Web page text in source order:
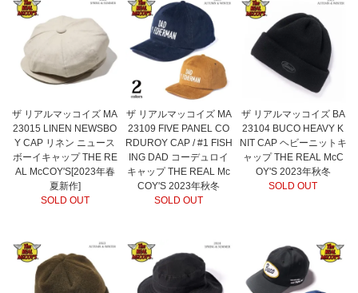
ザ リアルマッコイズ MA
23015 LINEN NEWSBO
Y CAP リネン ニュース
ボーイキャップ THE RE
AL McCOY'S[2023年春
夏新作]
SOLD OUT
ザ リアルマッコイズ MA
23109 FIVE PANEL CO
RDUROY CAP / #1 FISH
ING DAD コーデュロイ
キャップ THE REAL Mc
COY'S 2023年秋冬
SOLD OUT
ザ リアルマッコイズ BA
23104 BUCO HEAVY K
NIT CAP ヘビーニットキ
ャップ THE REAL McC
OY'S 2023年秋冬
SOLD OUT